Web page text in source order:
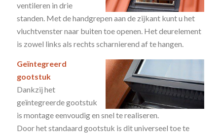
ventileren in drie
standen. Met de handgrepen aan de zijkant kunt u het
vluchtvenster naar buiten toe openen. Het deurelement
is zowel links als rechts scharnierend af te hangen.
Geïntegreerd
gootstuk
Dankzij het
geïntegreerde gootstuk
is montage eenvoudig en snel te realiseren.
Door het standaard gootstuk is dit universeel toe te